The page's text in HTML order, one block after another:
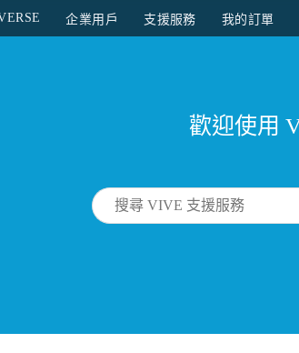
企業用戶 支援服務 我的訂單
歡迎使用